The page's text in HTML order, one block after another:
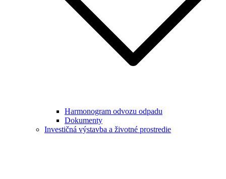
Harmonogram odvozu odpadu
Dokumenty
Investičná výstavba a životné prostredie